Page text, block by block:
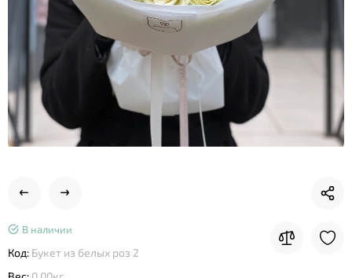
В наличии
Код: Букет из белых роз 2